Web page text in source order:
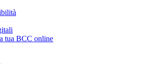
tua BCC online